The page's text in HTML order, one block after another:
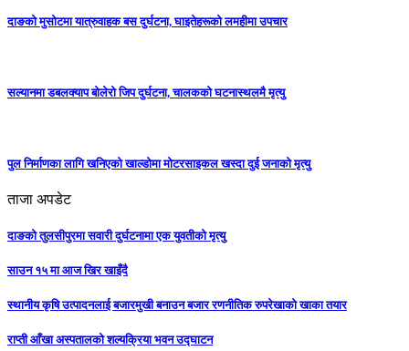
दाङकाे मुसोटमा यात्रुवाहक बस दुर्घटना, घाइतेहरूको लमहीमा उपचार
सल्यानमा डबलक्याप बोलेरो जिप दुर्घटना, चालकको घटनास्थलमै मृत्यु
पुल निर्माणका लागि खनिएको खाल्डोमा मोटरसाइकल खस्दा दुई जनाको मृत्यु
ताजा अपडेट
दाङको तुलसीपुरमा सवारी दुर्घटनामा एक युवतीको मृत्यु
साउन १५ मा आज खिर खाइँदै
स्थानीय कृषि उत्पादनलाई बजारमुखी बनाउन बजार रणनीतिक रुपरेखाको खाका तयार
राप्ती आँखा अस्पतालको शल्यक्रिया भवन उद्घाटन